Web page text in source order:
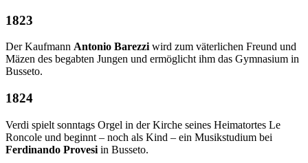
1823
Der Kaufmann Antonio Barezzi wird zum väterlichen Freund und
Mäzen des begabten Jungen und ermöglicht ihm das Gymnasium in
Busseto.
1824
Verdi spielt sonntags Orgel in der Kirche seines Heimatortes Le
Roncole und beginnt – noch als Kind – ein Musikstudium bei
Ferdinando Provesi in Busseto.